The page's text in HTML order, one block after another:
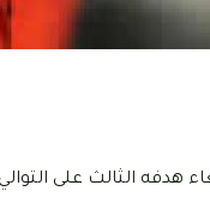
هدفه الثالث على